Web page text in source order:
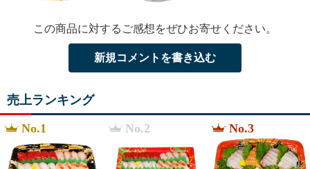
この商品に対するご感想をぜひお寄せください。
新規コメントを書き込む
売上ランキング
No.1 No.2 No.3